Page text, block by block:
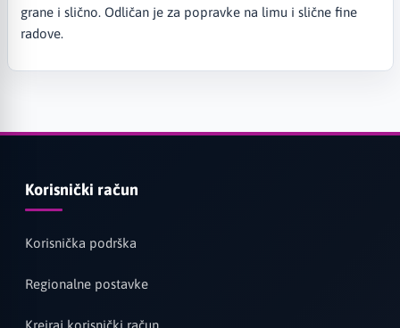
grane i slično. Odličan je za popravke na limu i slične fine
radove.
Korisnički račun
Korisnička podrška
Regionalne postavke